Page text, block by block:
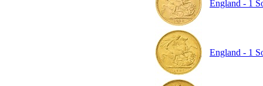
England - 1
England - 1